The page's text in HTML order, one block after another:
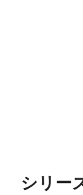
シリー